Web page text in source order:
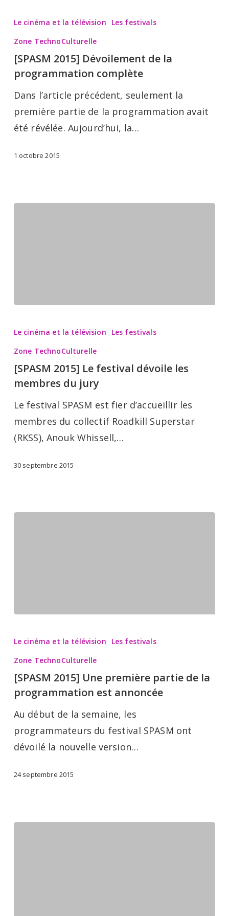
2015]
Dévoilement
de
la
complète
Le cinéma et la télévision
Les festivals
Zone TechnoCulturelle
[SPASM 2015] Dévoilement de la
programmation complète
Dans l’article précédent, seulement la
première partie de la programmation avait
été révélée. Aujourd’hui, la…
1 octobre 2015
2015]
dévoile
membres
du
jury
Le cinéma et la télévision
Les festivals
Zone TechnoCulturelle
[SPASM 2015] Le festival dévoile les
membres du jury
Le festival SPASM est fier d’accueillir les
membres du collectif Roadkill Superstar
(RKSS), Anouk Whissell,…
30 septembre 2015
2015]
Une
première
partie
la
programmation
est
annoncée
Le cinéma et la télévision
Les festivals
Zone TechnoCulturelle
[SPASM 2015] Une première partie de la
programmation est annoncée
Au début de la semaine, les
programmateurs du festival SPASM ont
dévoilé la nouvelle version…
24 septembre 2015